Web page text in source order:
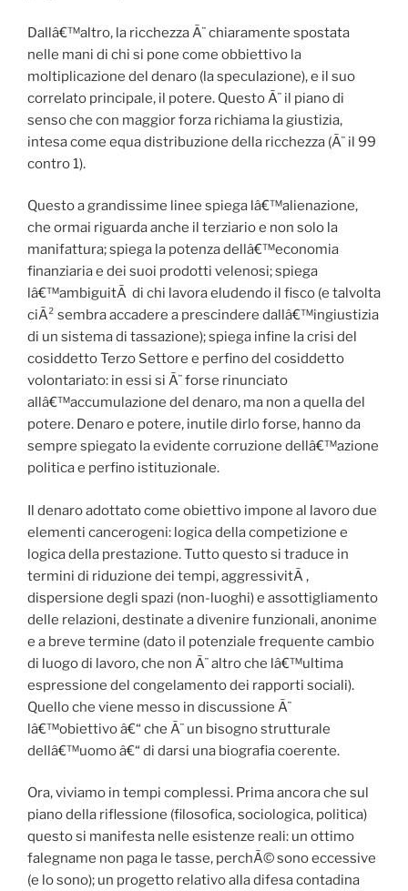
Dallâ€™altro, la ricchezza Ã¨ chiaramente spostata
nelle mani di chi si pone come obbiettivo la
moltiplicazione del denaro (la speculazione), e il suo
correlato principale, il potere. Questo Ã¨ il piano di
senso che con maggior forza richiama la giustizia,
intesa come equa distribuzione della ricchezza (Ã¨ il 99
contro 1).
Questo a grandissime linee spiega lâ€™alienazione,
che ormai riguarda anche il terziario e non solo la
manifattura; spiega la potenza dellâ€™economia
finanziaria e dei suoi prodotti velenosi; spiega
lâ€™ambiguitÃ di chi lavora eludendo il fisco (e talvolta
ciÃ² sembra accadere a prescindere dallâ€™ingiustizia
di un sistema di tassazione); spiega infine la crisi del
cosiddetto Terzo Settore e perfino del cosiddetto
volontariato: in essi si Ã¨ forse rinunciato
allâ€™accumulazione del denaro, ma non a quella del
potere. Denaro e potere, inutile dirlo forse, hanno da
sempre spiegato la evidente corruzione dellâ€™azione
politica e perfino istituzionale.
Il denaro adottato come obiettivo impone al lavoro due
elementi cancerogeni: logica della competizione e
logica della prestazione. Tutto questo si traduce in
termini di riduzione dei tempi, aggressivitÃ ,
dispersione degli spazi (non-luoghi) e assottigliamento
delle relazioni, destinate a divenire funzionali, anonime
e a breve termine (dato il potenziale frequente cambio
di luogo di lavoro, che non Ã¨ altro che lâ€™ultima
espressione del congelamento dei rapporti sociali).
Quello che viene messo in discussione Ã¨
lâ€™obiettivo â€“ che Ã¨ un bisogno strutturale
dellâ€™uomo â€“ di darsi una biografia coerente.
Ora, viviamo in tempi complessi. Prima ancora che sul
piano della riflessione (filosofica, sociologica, politica)
questo si manifesta nelle esistenze reali: un ottimo
falegname non paga le tasse, perchÃ© sono eccessive
(e lo sono); un progetto relativo alla difesa contadina